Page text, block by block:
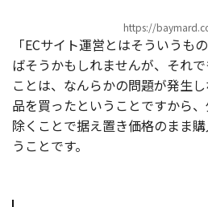
https://
「ECサイト運営とはそういうも
ばそうかもしれませんが、それ
ことは、なんらかの問題が発生
品を買ったということですから
除くことで据え置き価格のまま
うことです。